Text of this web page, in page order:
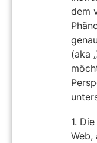
dem
(aka
1.
Web,